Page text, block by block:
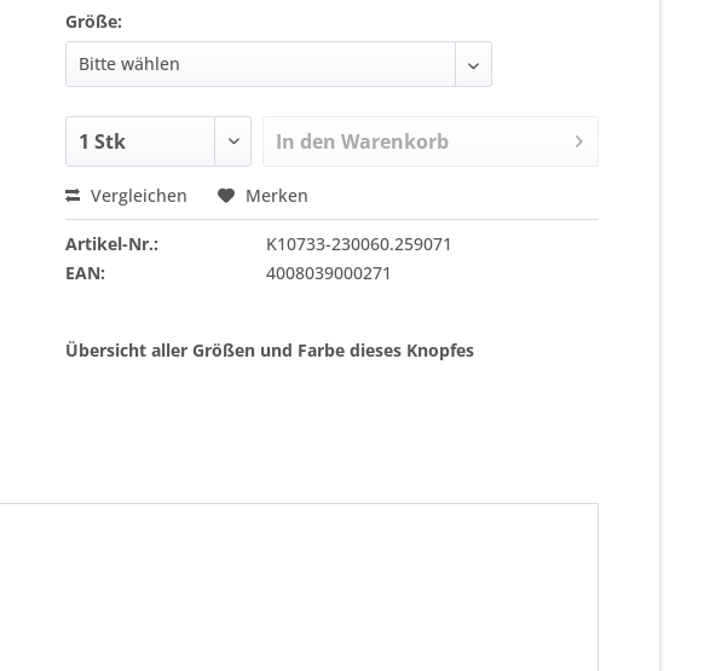
Größe:
In den Warenkorb
Vergleichen Merken
Artikel-Nr.:
K10733-230060.259071
EAN:
4008039000271
Übersicht aller Größen und Farbe dieses Knopfes